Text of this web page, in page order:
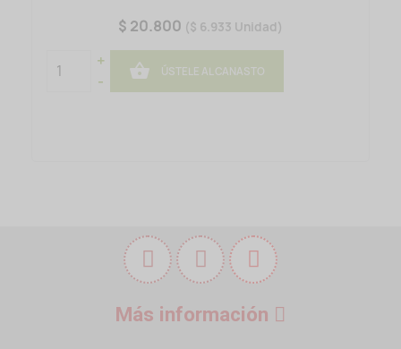
$ 20.800 ($ 6.933 Unidad)
+
-
 ÚSTELE AL CANASTO
Más información